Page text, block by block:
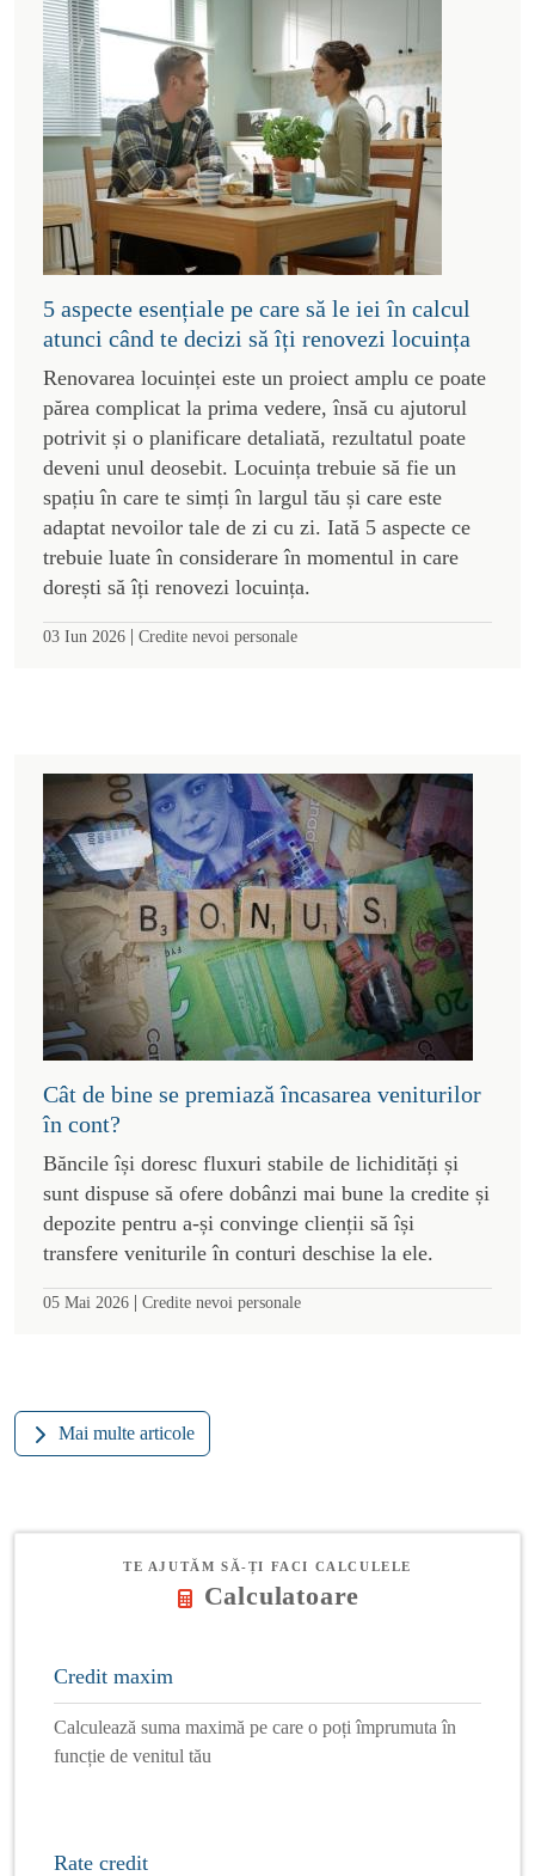
5 aspecte esențiale pe care să le iei în calcul
atunci când te decizi să îți renovezi locuința
Renovarea locuinței este un proiect amplu ce poate
părea complicat la prima vedere, însă cu ajutorul
potrivit și o planificare detaliată, rezultatul poate
deveni unul deosebit. Locuința trebuie să fie un
spațiu în care te simți în largul tău și care este
adaptat nevoilor tale de zi cu zi. Iată 5 aspecte ce
trebuie luate în considerare în momentul in care
dorești să îți renovezi locuința.
03 Iun 2026 | Credite nevoi personale
Cât de bine se premiază încasarea veniturilor
în cont?
Băncile își doresc fluxuri stabile de lichidități și
sunt dispuse să ofere dobânzi mai bune la credite și
depozite pentru a-și convinge clienții să își
transfere veniturile în conturi deschise la ele.
05 Mai 2026 | Credite nevoi personale
Mai multe articole
TE AJUTĂM SĂ-ȚI FACI CALCULELE
Calculatoare
Credit maxim
Calculează suma maximă pe care o poți împrumuta în
funcție de venitul tău
Rate credit